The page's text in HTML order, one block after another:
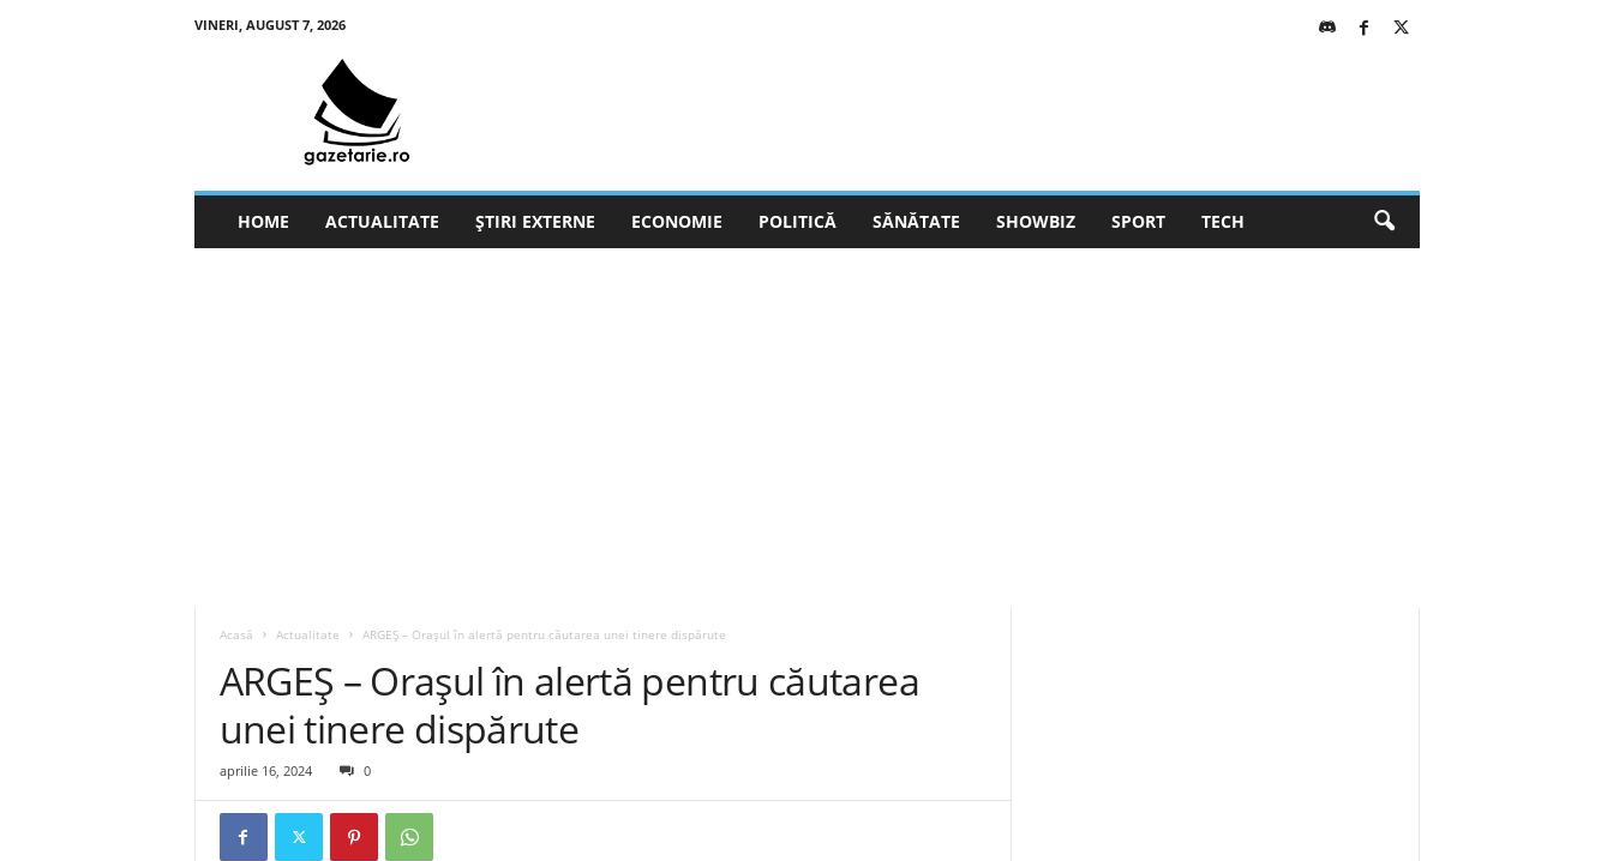
VINERI, AUGUST 7, 2026
HOME ACTUALITATE ȘTIRI EXTERNE ECONOMIE POLITICĂ SĂNĂTATE SHOWBIZ SPORT TECH
Acasă Actualitate ARGEȘ – Orașul în alertă pentru căutarea unei tinere dispărute
ARGEȘ – Orașul în alertă pentru căutarea
unei tinere dispărute
aprilie 16, 2024 0